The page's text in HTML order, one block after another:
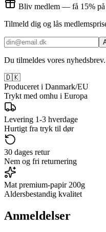
Bliv medlem — få 15% på
Tilmeld dig og lås
Du tilmeldes vores
🇩🇰
Produceret i Danmark/EU
Trykt med omhu i Europa
Levering 1-3 hverdage
Hurtigt fra tryk til dør
30 dages retur
Nem og fri returnering
Mat premium-papir 200g
Aldersbestandig kvalitet
Anmeldelser